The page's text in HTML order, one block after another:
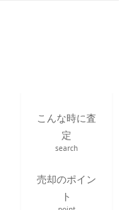
こんな時に査
定
search
売却のポイン
ト